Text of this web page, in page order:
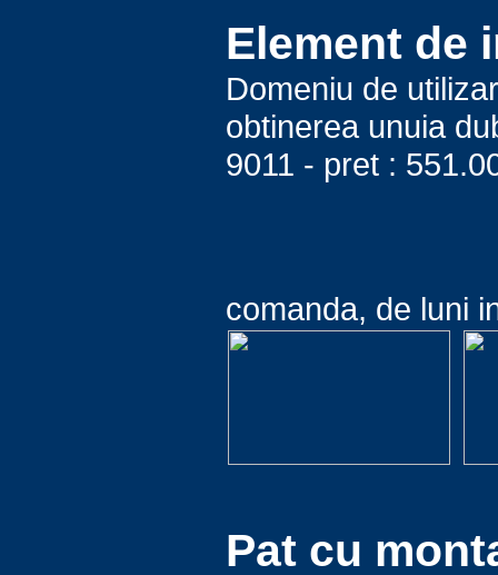
Element de
Domeniu de
obtinerea unuia
9011 - pret :
comanda, de luni
Pat cu